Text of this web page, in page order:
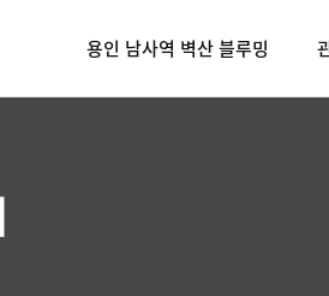
용인 남사역 벽산 블루밍